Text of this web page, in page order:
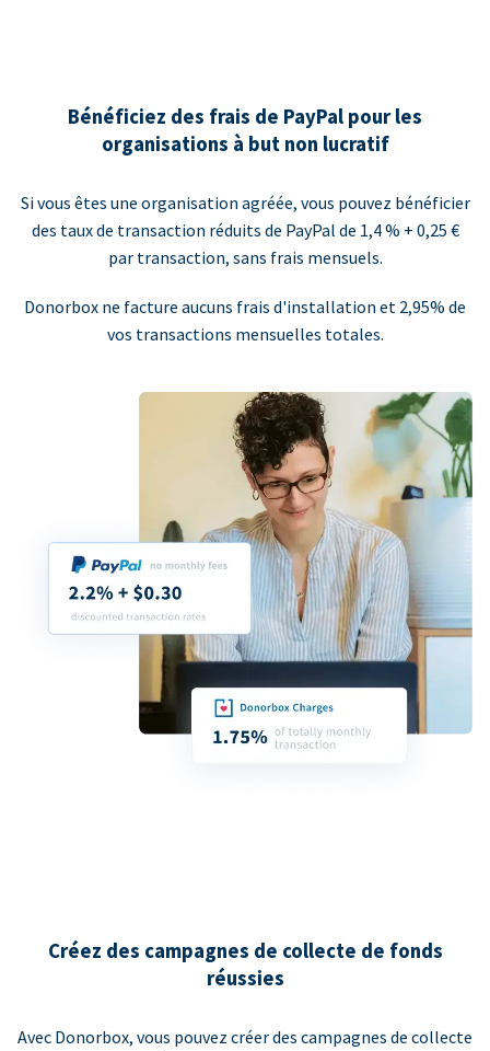
Bénéficiez des frais de PayPal pour les
organisations à but non lucratif
Si vous êtes une organisation agréée, vous pouvez bénéficier
des taux de transaction réduits de PayPal de 1,4 % + 0,25 €
par transaction, sans frais mensuels.
Donorbox ne facture aucuns frais d'installation et 2,95% de
vos transactions mensuelles totales.
Créez des campagnes de collecte de fonds
réussies
Avec Donorbox, vous pouvez créer des campagnes de collecte